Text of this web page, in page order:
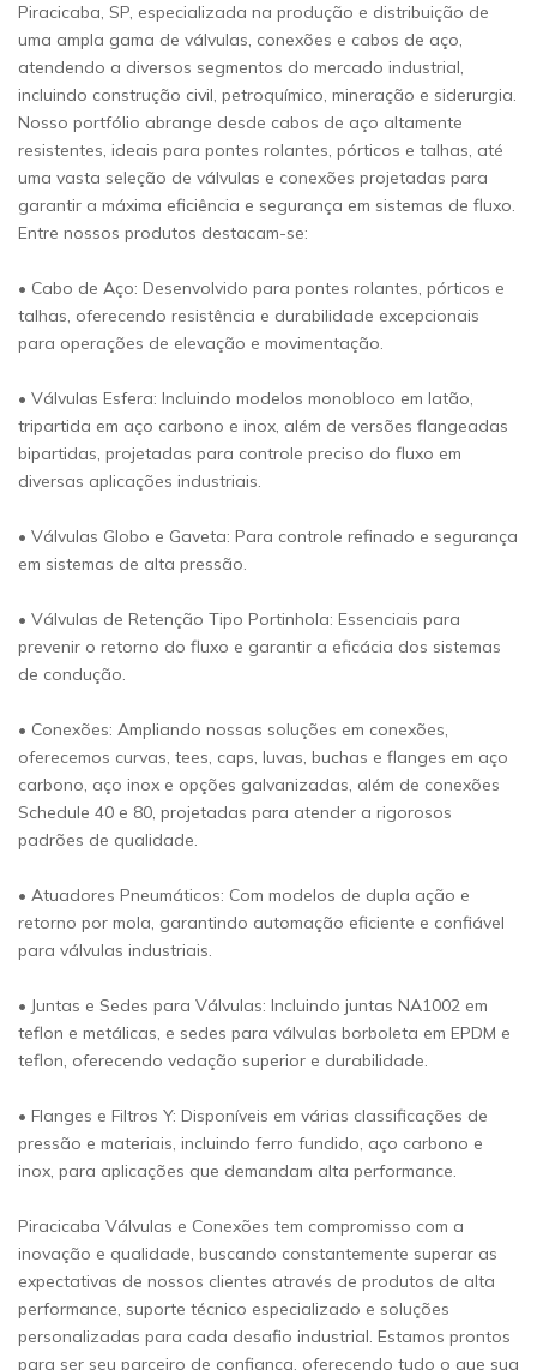
Piracicaba, SP, especializada na produção e distribuição de
uma ampla gama de válvulas, conexões e cabos de aço,
atendendo a diversos segmentos do mercado industrial,
incluindo construção civil, petroquímico, mineração e siderurgia.
Nosso portfólio abrange desde cabos de aço altamente
resistentes, ideais para pontes rolantes, pórticos e talhas, até
uma vasta seleção de válvulas e conexões projetadas para
garantir a máxima eficiência e segurança em sistemas de fluxo.
Entre nossos produtos destacam-se:
• Cabo de Aço: Desenvolvido para pontes rolantes, pórticos e
talhas, oferecendo resistência e durabilidade excepcionais
para operações de elevação e movimentação.
• Válvulas Esfera: Incluindo modelos monobloco em latão,
tripartida em aço carbono e inox, além de versões flangeadas
bipartidas, projetadas para controle preciso do fluxo em
diversas aplicações industriais.
• Válvulas Globo e Gaveta: Para controle refinado e segurança
em sistemas de alta pressão.
• Válvulas de Retenção Tipo Portinhola: Essenciais para
prevenir o retorno do fluxo e garantir a eficácia dos sistemas
de condução.
• Conexões: Ampliando nossas soluções em conexões,
oferecemos curvas, tees, caps, luvas, buchas e flanges em aço
carbono, aço inox e opções galvanizadas, além de conexões
Schedule 40 e 80, projetadas para atender a rigorosos
padrões de qualidade.
• Atuadores Pneumáticos: Com modelos de dupla ação e
retorno por mola, garantindo automação eficiente e confiável
para válvulas industriais.
• Juntas e Sedes para Válvulas: Incluindo juntas NA1002 em
teflon e metálicas, e sedes para válvulas borboleta em EPDM e
teflon, oferecendo vedação superior e durabilidade.
• Flanges e Filtros Y: Disponíveis em várias classificações de
pressão e materiais, incluindo ferro fundido, aço carbono e
inox, para aplicações que demandam alta performance.
Piracicaba Válvulas e Conexões tem compromisso com a
inovação e qualidade, buscando constantemente superar as
expectativas de nossos clientes através de produtos de alta
performance, suporte técnico especializado e soluções
personalizadas para cada desafio industrial. Estamos prontos
para ser seu parceiro de confiança, oferecendo tudo o que sua